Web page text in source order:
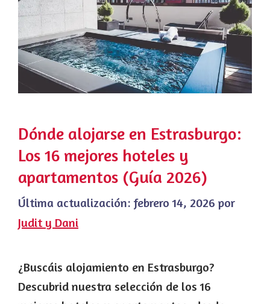
Dónde alojarse en Estrasburgo:
Los 16 mejores hoteles y
apartamentos (Guía 2026)
Última actualización: febrero 14, 2026 por
Judit y Dani
¿Buscáis alojamiento en Estrasburgo?
Descubrid nuestra selección de los 16